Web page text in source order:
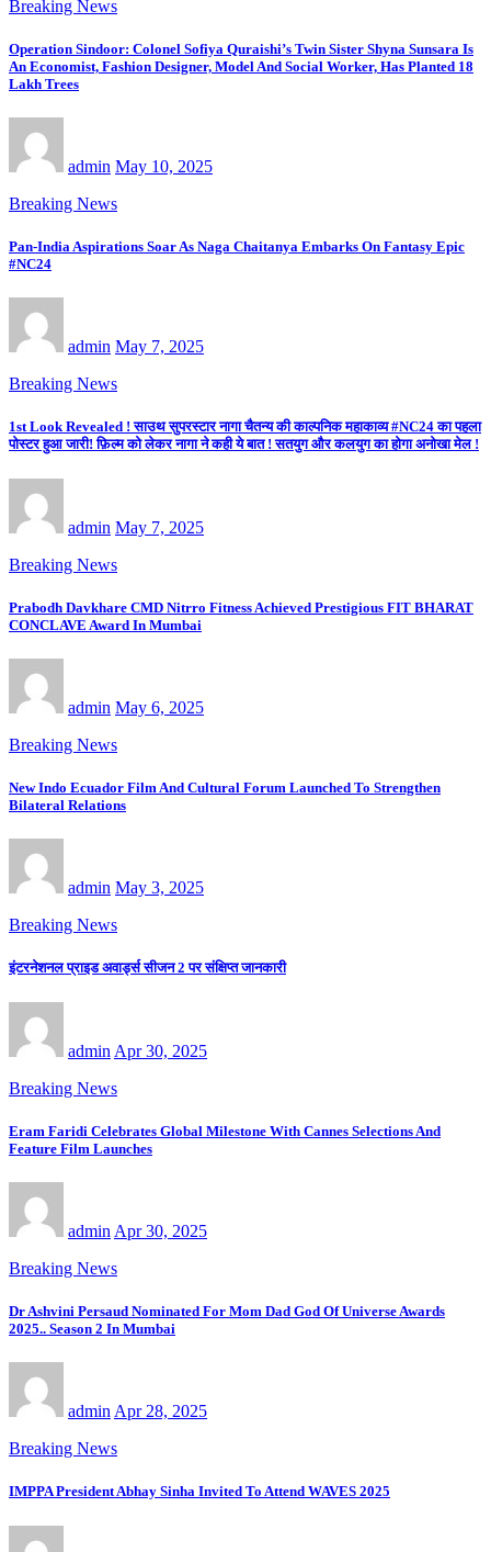
Breaking News
Operation Sindoor: Colonel Sofiya Quraishi’s Twin Sister Shyna Sunsara Is
An Economist, Fashion Designer, Model And Social Worker, Has Planted 18
Lakh Trees
admin May 10, 2025
Breaking News
Pan-India Aspirations Soar As Naga Chaitanya Embarks On Fantasy Epic
#NC24
admin May 7, 2025
Breaking News
1st Look Revealed ! साउथ सुपरस्टार नागा चैतन्य की काल्पनिक महाकाव्य #NC24 का पहला
पोस्टर हुआ जारी! फ़िल्म को लेकर नागा ने कही ये बात ! सतयुग और कलयुग का होगा अनोखा मेल !
admin May 7, 2025
Breaking News
Prabodh Davkhare CMD Nitrro Fitness Achieved Prestigious FIT BHARAT
CONCLAVE Award In Mumbai
admin May 6, 2025
Breaking News
New Indo Ecuador Film And Cultural Forum Launched To Strengthen
Bilateral Relations
admin May 3, 2025
Breaking News
इंटरनेशनल प्राइड अवार्ड्स सीजन 2 पर संक्षिप्त जानकारी
admin Apr 30, 2025
Breaking News
Eram Faridi Celebrates Global Milestone With Cannes Selections And
Feature Film Launches
admin Apr 30, 2025
Breaking News
Dr Ashvini Persaud Nominated For Mom Dad God Of Universe Awards
2025.. Season 2 In Mumbai
admin Apr 28, 2025
Breaking News
IMPPA President Abhay Sinha Invited To Attend WAVES 2025